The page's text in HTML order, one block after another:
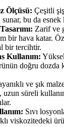
Ölçüsü: Çeşitli
bu da esnek
Zarif ve
bir hava katar.
bir tercihtir.
Kullanım:
doğru dozda
ve şık
uzun süreli
Sıvı
viskozitedeki